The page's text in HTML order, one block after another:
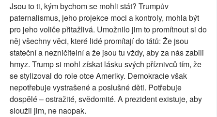
Jsou to ti, kým bychom se mohli stát? Trumpův
paternalismus, jeho projekce moci a kontroly, mohla být
pro jeho voliče přitažlivá. Umožnilo jim to promítnout si do
něj všechny věci, které lidé promítají do tátů: Že jsou
stateční a nezničitelní a že jsou tu vždy, aby za nás zabili
hmyz. Trump si mohl získat lásku svých příznivců tím, že
se stylizoval do role otce Ameriky. Demokracie však
nepotřebuje vystrašené a poslušné děti. Potřebuje
dospělé – ostražité, svědomité. A prezident existuje, aby
sloužil jim, ne naopak.